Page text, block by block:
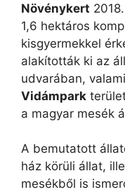
Növénykert
1,6 hektáros
kisgyermekkel
alakították ki az
udvarában,
Vidámpark
a magyar mesék
A bemutatott
ház körüli állat,
mesékből is